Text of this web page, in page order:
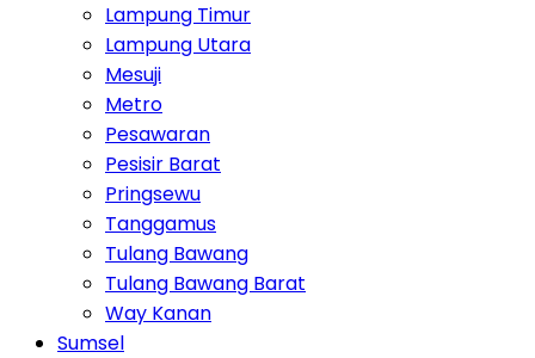
Lampung Timur
Lampung Utara
Mesuji
Metro
Pesawaran
Pesisir Barat
Pringsewu
Tanggamus
Tulang Bawang
Tulang Bawang Barat
Way Kanan
Sumsel